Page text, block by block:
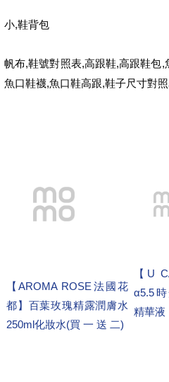
小,鞋背包
帆布,鞋號對照表,高跟鞋,高跟鞋包,
魚口鞋襪,魚口鞋高跟,鞋子尺寸對
【AROMA ROSE法國花
都】百葉玫瑰精露潤膚水
250ml化妝水(買 一 送 二)
【U
α5.5
精華液